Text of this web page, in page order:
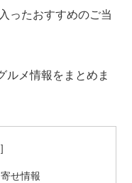
ったおすすめのご当
ルメ情報をまとめま
せ情報